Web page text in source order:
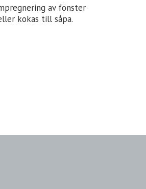
av fönster
kokas till såpa.